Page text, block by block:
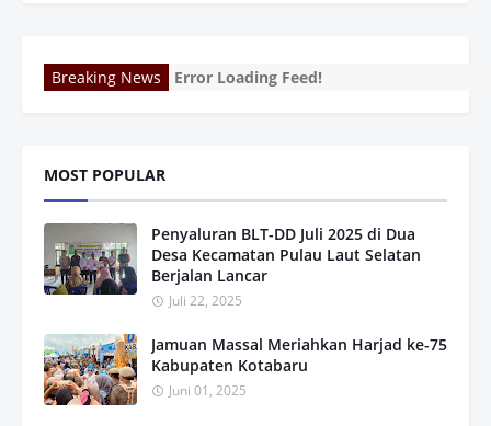
Breaking News Error Loading Feed!
MOST POPULAR
Penyaluran BLT-DD Juli 2025 di Dua
Desa Kecamatan Pulau Laut Selatan
Berjalan Lancar
Juli 22, 2025
Jamuan Massal Meriahkan Harjad ke-75
Kabupaten Kotabaru
Juni 01, 2025